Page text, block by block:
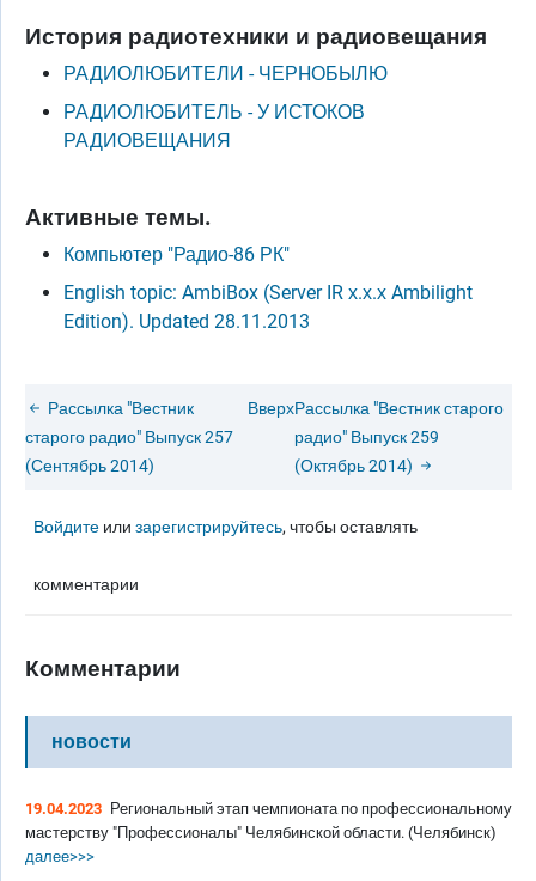
История радиотехники и радиовещания
РАДИОЛЮБИТЕЛИ - ЧЕРHОБЫЛЮ
РАДИОЛЮБИТЕЛЬ - У ИСТОКОВ
РАДИОВЕЩАHИЯ
Активные темы.
Компьютер "Радио-86 РК"
English topic: AmbiBox (Server IR х.х.х Ambilight
Edition). Updated 28.11.2013
Рассылка "Вестник
старого радио" Выпуск 257
(Сентябрь 2014)
ВверхРассылка "Вестник старого
радио" Выпуск 259
(Октябрь 2014)
Войдите илизарегистрируйтесь, чтобы оставлять
комментарии
Комментарии
новости
19.04.2023 Региональный этап чемпионата по профессиональному
мастерству "Профессионалы" Челябинской области. (Челябинск)
далее>>>